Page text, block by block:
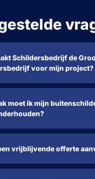
Schildersbedrijf de
voor mijn project?
moet ik mijn
vrijblijvende offerte